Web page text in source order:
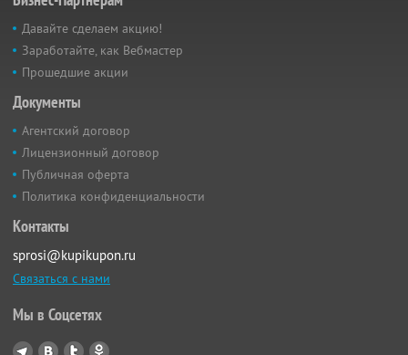
Давайте сделаем акцию!
Заработайте, как Вебмастер
Прошедшие акции
Документы
Агентский договор
Лицензионный договор
Публичная оферта
Политика конфиденциальности
Контакты
sprosi@kupikupon.ru
Связаться с нами
Мы в Соцсетях